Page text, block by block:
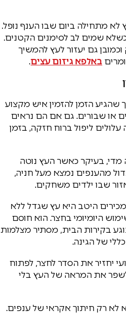
מתחילה ביום שבו הענף נופל.
שמים לב לסימנים הקטנים.
וכמובן גם יעזור לעץ להמשיך
באלפא גיזום עצים.
שהגיע הזמן להזמין איש מקצוע
או שבורים. גם אם הם נראים
ליפול ברוח חזקה, בזמן
מדי, בעיקר כאשר העץ נוטה
מהענפים נמצא מעל חניה,
שבו ילדים משחקים.
היטב היא עץ שגדל ללא
היומיומי בחצר. הוא חוסם
בקירות הבית, מסתיר מצלמות
של הגינה.
יחזיר את הסדר לחצר, לפתוח
את המראה של העץ בלי
לא רק חיתוך אקראי של ענפים.